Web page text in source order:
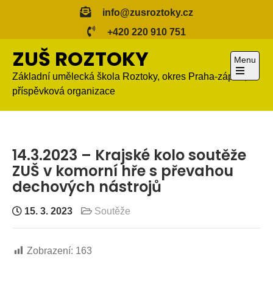
info@zusroztoky.cz
+420 220 910 751
ZUŠ ROZTOKY
Základní umělecká škola Roztoky, okres Praha-západ,
příspěvková organizace
Menu
Open
menu
14.3.2023 – Krajské kolo soutěže
ZUŠ v komorní hře s převahou
dechových nástrojů
15. 3. 2023 Soutěže
Zobrazení: 163